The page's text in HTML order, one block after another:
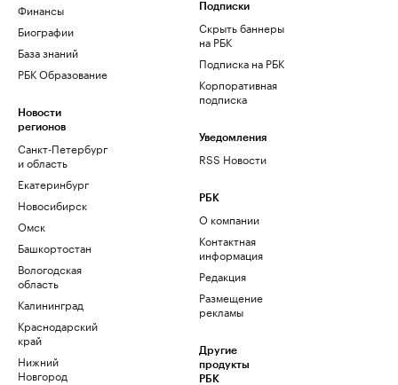
Финансы
Биографии
База знаний
РБК Образование
Новости
регионов
Санкт-Петербург
и область
Екатеринбург
Новосибирск
Омск
Башкортостан
Вологодская
область
Калининград
Краснодарский
край
Нижний
Новгород
Подписки
Скрыть баннеры
на РБК
Подписка на РБК
Корпоративная
подписка
Уведомления
RSS Новости
РБК
О компании
Контактная
информация
Редакция
Размещение
рекламы
Другие
продукты
РБК